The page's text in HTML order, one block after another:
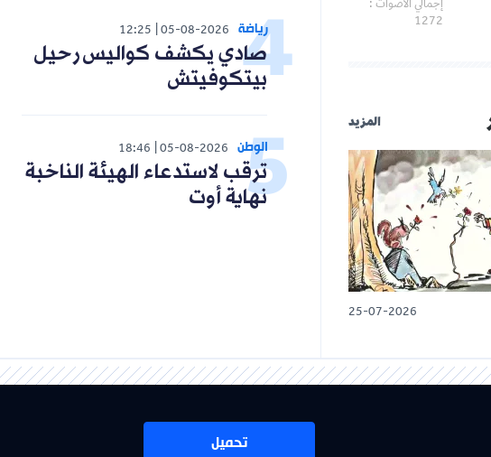
إجمالي الأصوات :
1272
المزيد
25-07-2026
رياضة 05-08-2026
12:25
صادي يكشف كواليس رحيل
بيتكوفيتش
الوطن 05-08-2026
18:46
ترقب لاستدعاء الهيئة الناخبة
نهاية أوت
تحميل